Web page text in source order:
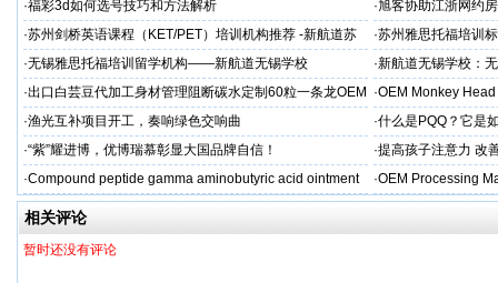
糟心！看完这篇再开
·福彩3d如何选号技巧和方法解析 ·旭客协助江浙网约
标杆
·苏州剑桥英语课程（KET/PET）培训机构推荐 -新航道苏
州学校
·苏州雅思托福培训
率领先
·无锡雅思托福培训留学机构——新航道无锡学校 ·新航道无锡学校：
·出口白芸豆代加工身材管理阻断碳水定制60粒一条龙OEM
贴牌
·OEM Monkey
aps
·渔光互补项目开工，奏响绿色交响曲 ·什么是PQQ？它是
·“紫”耀进博，优博瑞慕彰显大国品牌自信！ ·提高孩子注意力 改
·Compound peptide gamma aminobutyric acid ointment ·OEM Processing
相关评论
暂时还没有评论